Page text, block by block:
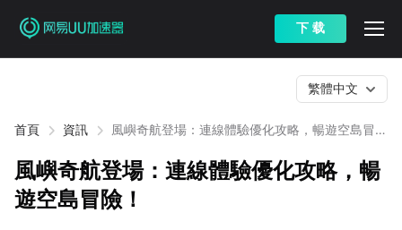
下 载
首頁 資訊
風嶼奇航登場：連線體驗優化攻略，暢遊空島冒
繁體中文
風嶼奇航登場：連線體驗優化攻略，暢
遊空島冒險！